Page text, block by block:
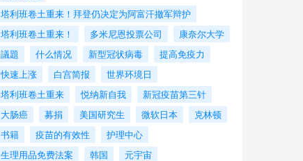
塔利班卷土重来！拜登仍决定为阿富汗撤军辩护
塔利班卷土重来！
多米尼恩投票公司
康奈尔大学
議題
什么情况 新型冠状病毒
提高免疫力
快速上涨
白宫简报
世界环境日
塔利班卷土重来
悦纳新自我
新冠疫苗第三针
大肠癌
募捐 美国研究生 微软日本
克林顿
书籍
疫苗的有效性
护理中心
生理用品免费法案
韩国 元宇宙